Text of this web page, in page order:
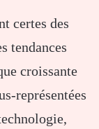
certes des
tendances
croissante
représentées